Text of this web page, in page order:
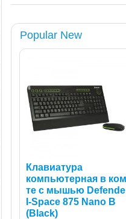
Popular New
Клавиатура
компьютерная в
те с мышью
I-Space 875 Nano B
(Black)